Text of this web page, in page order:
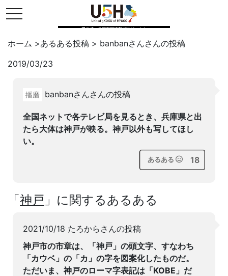
toggle navigation
県公式・兵庫五国連邦プロジェクト
ホーム >あるある投稿 > banbanさんさんの投稿
2019/03/23
播磨 banbanさんさんの投稿
全国ネットで各テレビ局を見るとき、兵庫県と出
たら大体は神戸が映る。神戸以外も写してほし
い。
あるある 18
「神戸 」に関するあるある
2021/10/18 たろからさんの投稿
神戸市の市章は、「神戸」の頭文字、すなわち
「カウベ」の「カ」の字を図案化したものだ。
ただいま、神戸のローマ字表記は「KOBE」だ